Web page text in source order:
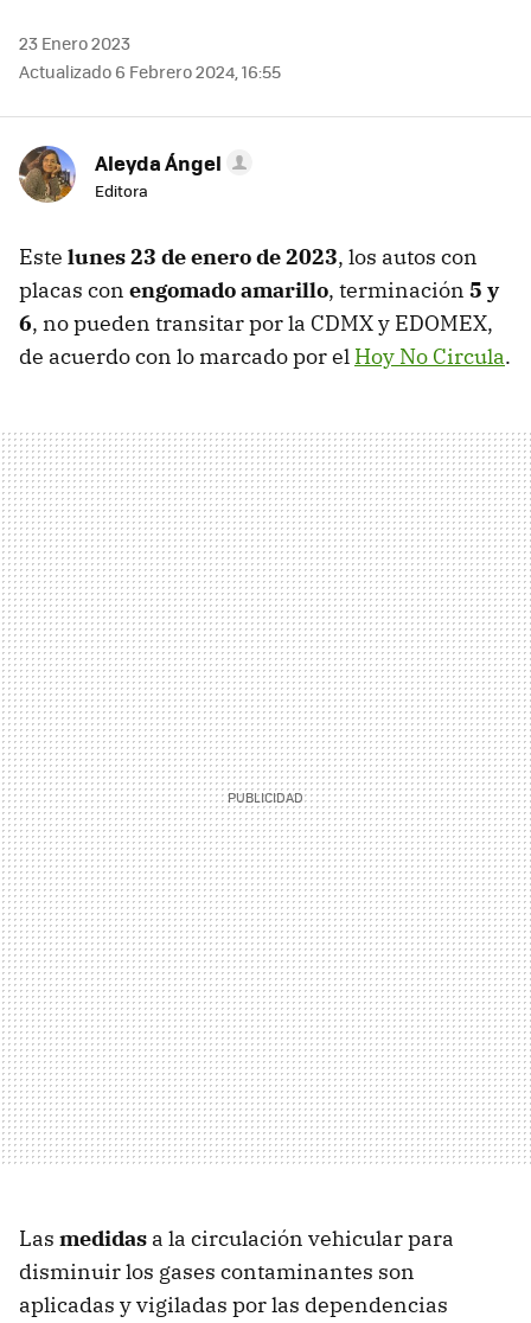
23 Enero 2023
Actualizado 6 Febrero 2024, 16:55
Aleyda Ángel
Editora
Este lunes 23 de enero de 2023, los autos con
placas con engomado amarillo, terminación 5 y
6, no pueden transitar por la CDMX y EDOMEX,
de acuerdo con lo marcado por el Hoy No Circula.
Las medidas a la circulación vehicular para
disminuir los gases contaminantes son
aplicadas y vigiladas por las dependencias